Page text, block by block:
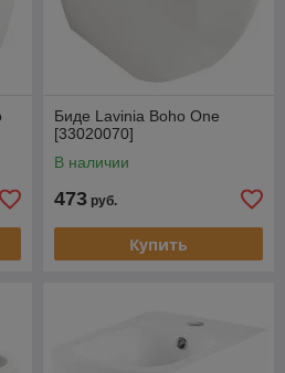
Биде Lavinia Boho One
[33020070]
В наличии
473 руб.
Купить